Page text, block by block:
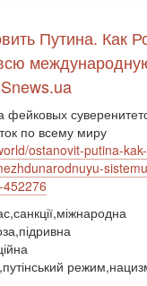
Путина. Как
по всему миру
ostanovit-putina-